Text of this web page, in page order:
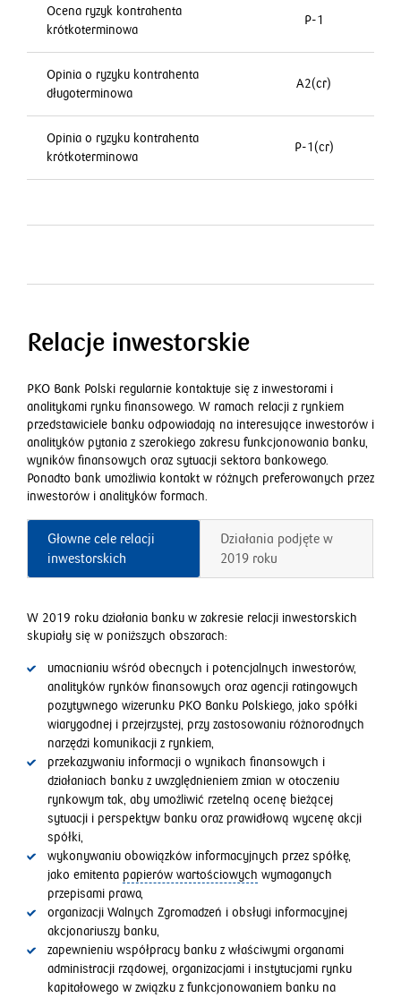
Ocena ryzyk kontrahenta
krótkoterminowa
P-1
Opinia o ryzyku kontrahenta
długoterminowa
A2(cr)
Opinia o ryzyku kontrahenta
krótkoterminowa
P-1(cr)
Relacje inwestorskie
PKO Bank Polski regularnie kontaktuje się z inwestorami i
analitykami rynku finansowego. W ramach relacji z rynkiem
przedstawiciele banku odpowiadają na interesujące inwestorów i
analityków pytania z szerokiego zakresu funkcjonowania banku,
wyników finansowych oraz sytuacji sektora bankowego.
Ponadto bank umożliwia kontakt w różnych preferowanych przez
inwestorów i analityków formach.
Głowne cele relacji
inwestorskich
Działania podjęte w
2019 roku
W 2019 roku działania banku w zakresie relacji inwestorskich
skupiały się w poniższych obszarach:
umacnianiu wśród obecnych i potencjalnych inwestorów,
analityków rynków finansowych oraz agencji ratingowych
pozytywnego wizerunku PKO Banku Polskiego, jako spółki
wiarygodnej i przejrzystej, przy zastosowaniu różnorodnych
narzędzi komunikacji z rynkiem,
przekazywaniu informacji o wynikach finansowych i
działaniach banku z uwzględnieniem zmian w otoczeniu
rynkowym tak, aby umożliwić rzetelną ocenę bieżącej
sytuacji i perspektyw banku oraz prawidłową wycenę akcji
spółki,
wykonywaniu obowiązków informacyjnych przez spółkę,
jako emitenta papierów wartościowych wymaganych
przepisami prawa,
organizacji Walnych Zgromadzeń i obsługi informacyjnej
akcjonariuszy banku,
zapewnieniu współpracy banku z właściwymi organami
administracji rządowej, organizacjami i instytucjami rynku
kapitałowego w związku z funkcjonowaniem banku na